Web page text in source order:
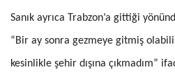
Sanık ayrıca Trabzon’a gittiği
“Bir ay sonra gezmeye gitmiş
kesinlikle şehir dışına çıkmadım”